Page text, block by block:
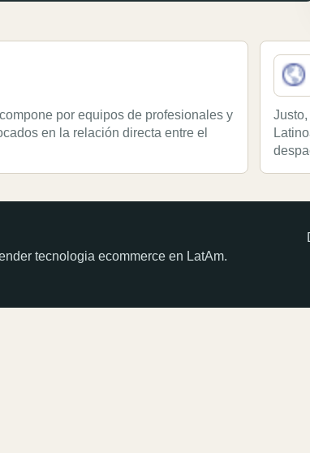
por equipos de profesionales y
en la relación directa entre el
tecnologia ecommerce en LatAm.